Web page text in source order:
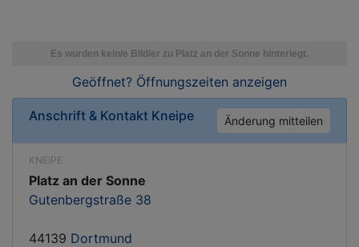
Geöffnet? Öffnungszeiten anzeigen
Anschrift & Kontakt Kneipe Änderung mitteilen
KNEIPE
Platz an der Sonne
Gutenbergstraße 38
44139 Dortmund